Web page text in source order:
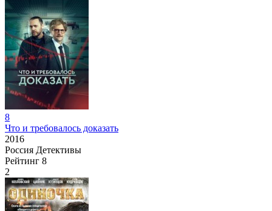
8
Что и требовалось доказать
2016
Россия Детективы
Рейтинг 8
2